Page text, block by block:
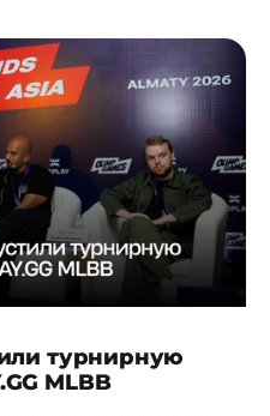
турнирную
MLBB